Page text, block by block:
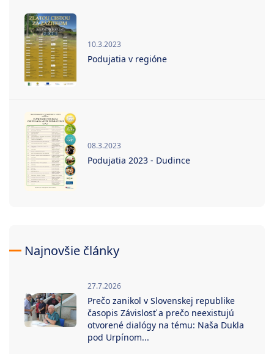
10.3.2023
Podujatia v regióne
08.3.2023
Podujatia 2023 - Dudince
Najnovšie články
27.7.2026
Prečo zanikol v Slovenskej republike
časopis Závislosť a prečo neexistujú
otvorené dialógy na tému: Naša Dukla
pod Urpínom...